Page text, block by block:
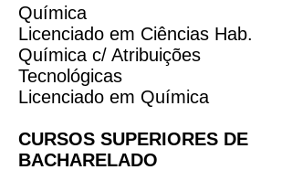
Química
Licenciado em Ciências Hab.
Química c/ Atribuições
Tecnológicas
Licenciado em Química
CURSOS SUPERIORES DE
BACHARELADO